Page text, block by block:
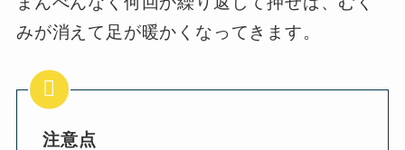
みが消えて足が暖かくなってきます。
注意点